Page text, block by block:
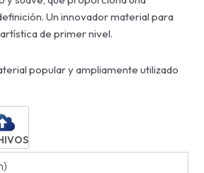
Un innovador material para
de primer nivel.
popular y ampliamente utilizado